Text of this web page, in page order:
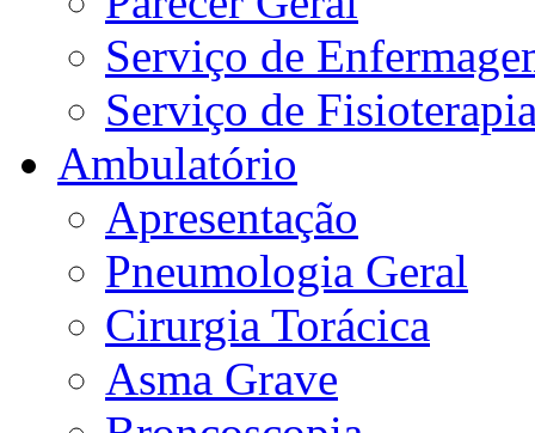
Serviço de
Serviço de
Ambulatório
Apresentação
Pneumologia Geral
Cirurgia Torácica
Asma Grave